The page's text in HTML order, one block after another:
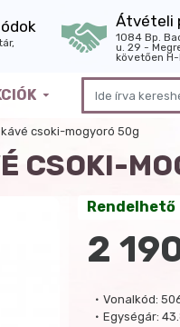
Átvételi
1084 Bp.
u. 29 -
követően H-
csoki-mogyoró 50g
CSOKI-
Vonalkód:
Egységár:
Rendelhető
2